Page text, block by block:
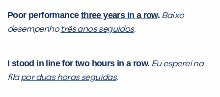
Poor performance three years in a row. Baixo
desempenhotrês anos seguidos.
I stood in linefor two hours in a row. Eu esperei na
filapor duas horas seguidas.
Você é aluno inFlux?
Sim Não